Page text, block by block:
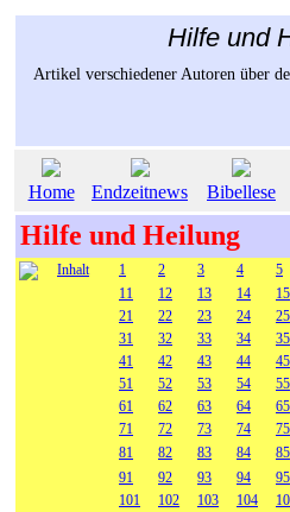
Hilfe und
Artikel verschiedener Autoren über
Home Endzeitnews Bibellese
Hilfe und Heilung
Inhalt 1 2 3 4 5
11
12 13 14 15
21
22 23 24 25
31
32 33 34 35
41
42 43 44 45
51
52 53 54 55
61
62 63 64 65
71
72 73 74 75
81
82 83 84 85
91
92 93 94 95
101
102 103 104